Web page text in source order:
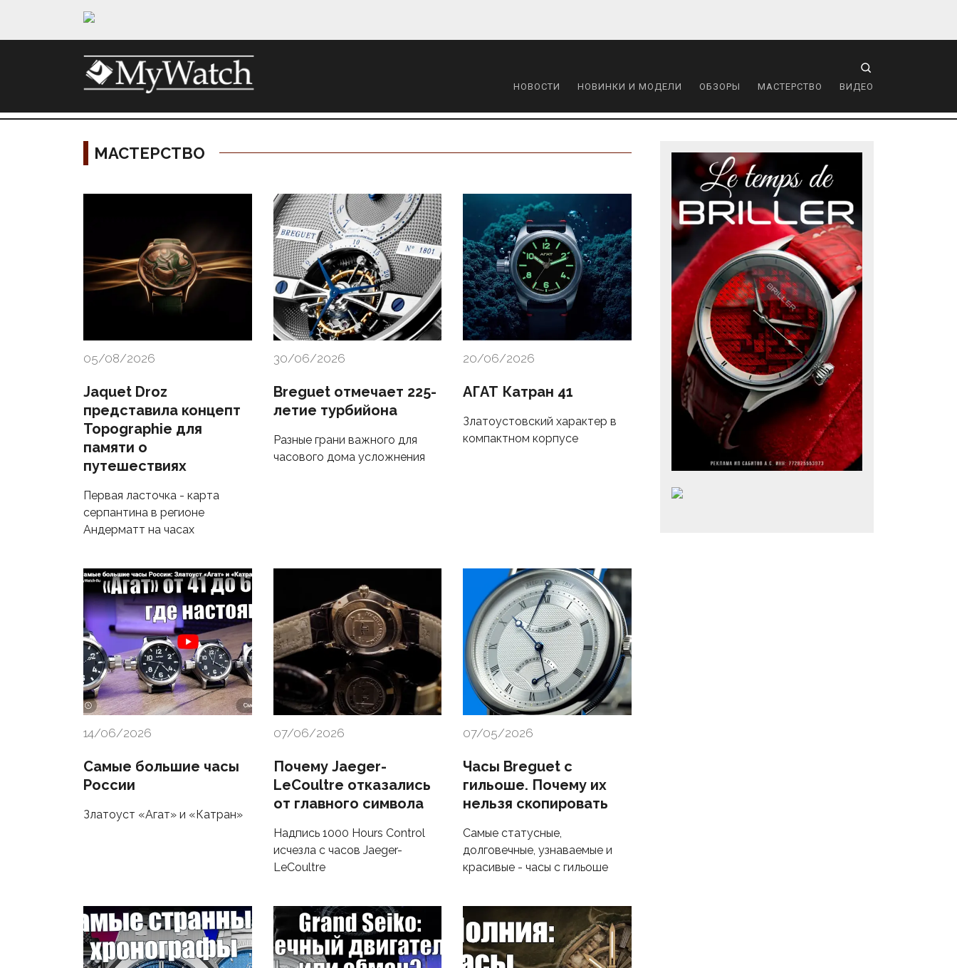
НОВОСТИ НОВИНКИ И МОДЕЛИ ОБЗОРЫ МАСТЕРСТВО ВИДЕО
МАСТЕРСТВО
05/08/2026
Jaquet Droz
представила концепт
Topographie для
памяти о
путешествиях
Первая ласточка - карта
серпантина в регионе
Андерматт на часах
30/06/2026
Breguet отмечает 225-
летие турбийона
Разные грани важного для
часового дома усложнения
20/06/2026
АГАТ Катран 41
Златоустовский характер в
компактном корпусе
14/06/2026
Самые большие часы
России
Златоуст «Агат» и «Катран»
07/06/2026
Почему Jaeger-
LeCoultre отказались
от главного символа
Надпись 1000 Hours Control
исчезла с часов Jaeger-
LeCoultre
07/05/2026
Часы Breguet с
гильоше. Почему их
нельзя скопировать
Самые статусные,
долговечные, узнаваемые и
красивые - часы с гильоше